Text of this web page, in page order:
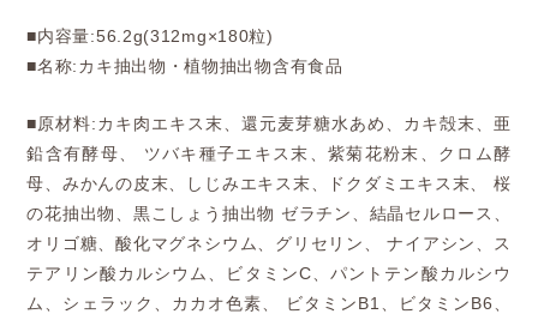
■内容量:56.2g(312mg×180粒)
■名称:カキ抽出物・植物抽出物含有食品
■原材料:カキ肉エキス末、還元麦芽糖水あめ、カキ殻末、亜
鉛含有酵母、 ツバキ種子エキス末、紫菊花粉末、クロム酵
母、みかんの皮末、しじみエキス末、ドクダミエキス末、 桜
の花抽出物、黒こしょう抽出物 ゼラチン、結晶セルロース、
オリゴ糖、酸化マグネシウム、グリセリン、 ナイアシン、ス
テアリン酸カルシウム、ビタミンC、パントテン酸カルシウ
ム、シェラック、カカオ色素、 ビタミンB1、ビタミンB6、